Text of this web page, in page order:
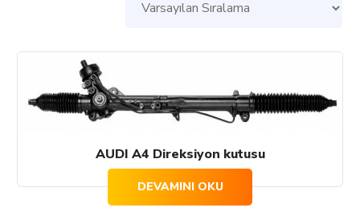
AUDI A4 Direksiyon kutusu
DEVAMINI OKU